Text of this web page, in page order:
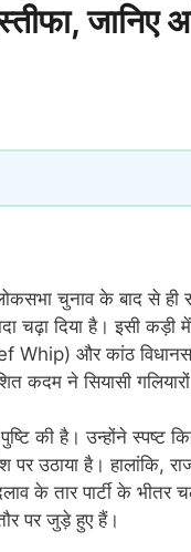
जानिए
चुनाव के बाद से ही
चढ़ा दिया है। इसी
Whip) और कांठ
कदम ने सियासी
की है। उन्होंने स्पष्ट
पर उठाया है। हालांकि,
के तार पार्टी के भीतर
पर जुड़े हुए हैं।